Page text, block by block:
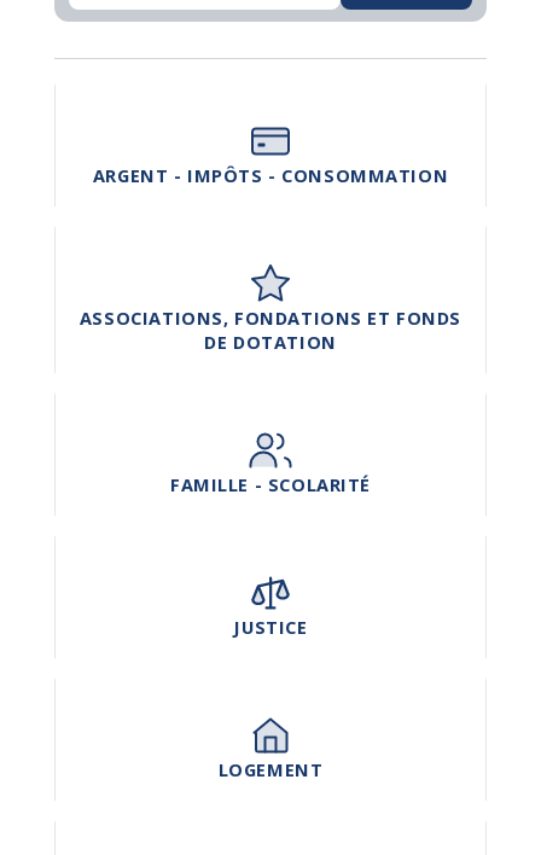
ARGENT - IMPÔTS - CONSOMMATION
ASSOCIATIONS, FONDATIONS ET FONDS
DE DOTATION
FAMILLE - SCOLARITÉ
JUSTICE
LOGEMENT